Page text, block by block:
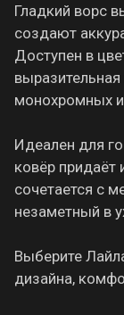
Гладкий ворс
создают
Доступен в
монохромных
Идеален для
ковёр придаёт
сочетается с
незаметный в
Выберите
дизайна,